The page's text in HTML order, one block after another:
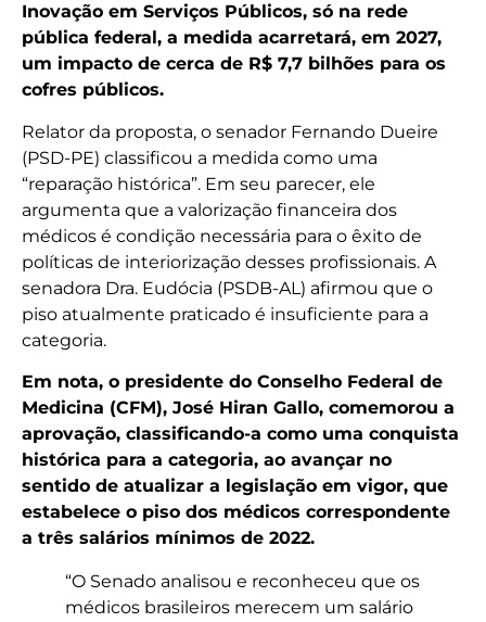
Inovação em Serviços Públicos, só na rede
pública federal, a medida acarretará, em 2027,
um impacto de cerca de R$ 7,7 bilhões para os
cofres públicos.
Relator da proposta, o senador Fernando Dueire
(PSD-PE) classificou a medida como uma
“reparação histórica”. Em seu parecer, ele
argumenta que a valorização financeira dos
médicos é condição necessária para o êxito de
políticas de interiorização desses profissionais. A
senadora Dra. Eudócia (PSDB-AL) afirmou que o
piso atualmente praticado é insuficiente para a
categoria.
Em nota, o presidente do Conselho Federal de
Medicina (CFM), José Hiran Gallo, comemorou a
aprovação, classificando-a como uma conquista
histórica para a categoria, ao avançar no
sentido de atualizar a legislação em vigor, que
estabelece o piso dos médicos correspondente
a três salários mínimos de 2022.
“O Senado analisou e reconheceu que os
médicos brasileiros merecem um salário